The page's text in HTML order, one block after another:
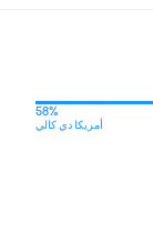
58%
أمريكا دي كالي